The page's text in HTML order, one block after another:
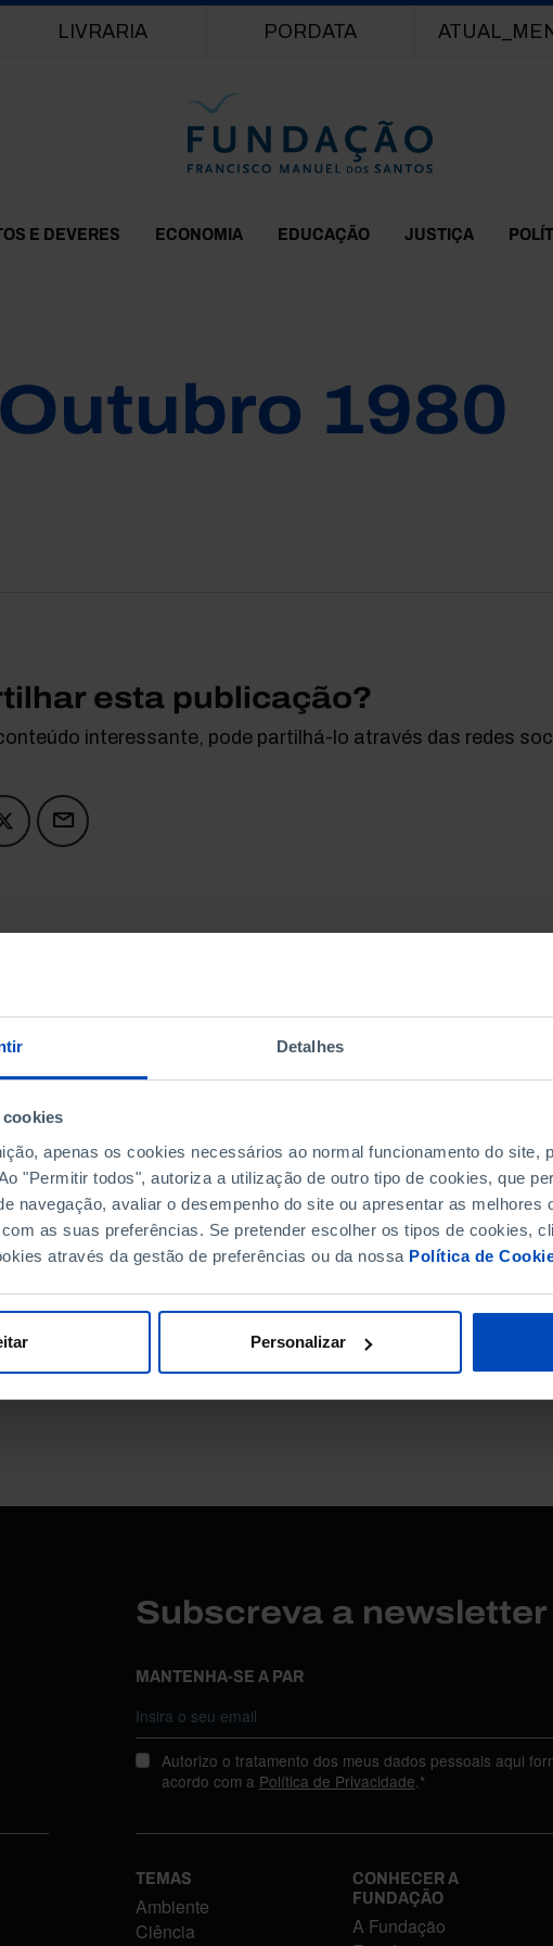
Detalhes
apenas os cookies necessários ao normal funcionamento do site,
"Permitir todos", autoriza a utilização de outro tipo de cookies, que
navegação, avaliar o desempenho do site ou apresentar as melhores
as suas preferências. Se pretender escolher os tipos de cookies,
através da gestão de preferências ou da nossa Política de
Personalizar
LIVRARIA PORDATA
E DEVERES ECONOMIA EDUCAÇÃO JUSTIÇA
1980
esta publicação?
interessante, pode partilhá-lo através das redes
DATA DE FIM
Subscreva a
MANTENHA-SE A PAR
Autorizo o tratamento dos meus dados pessoais aqui
acordo com a Política de Privacidade.*
TEMAS
Ambiente
Ciência
CONHECER A
FUNDAÇÃO
A Fundação